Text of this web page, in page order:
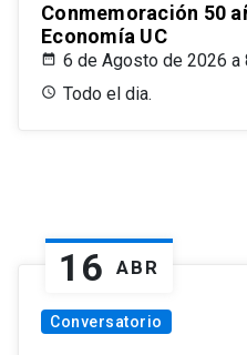
Conmemoración 50
Economía UC
6 de Agosto de 2026
Todo el dia.
16 ABR
Conversatorio